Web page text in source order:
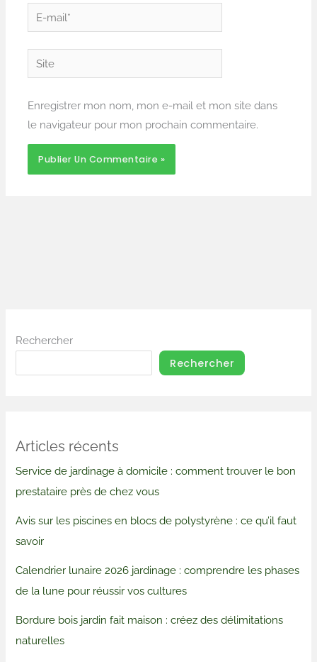
E-
mail*
Site
Enregistrer mon nom, mon e-mail et mon site dans
le navigateur pour mon prochain commentaire.
Rechercher
Rechercher
Articles récents
Service de jardinage à domicile : comment trouver le bon
prestataire près de chez vous
Avis sur les piscines en blocs de polystyrène : ce qu’il faut
savoir
Calendrier lunaire 2026 jardinage : comprendre les phases
de la lune pour réussir vos cultures
Bordure bois jardin fait maison : créez des délimitations
naturelles